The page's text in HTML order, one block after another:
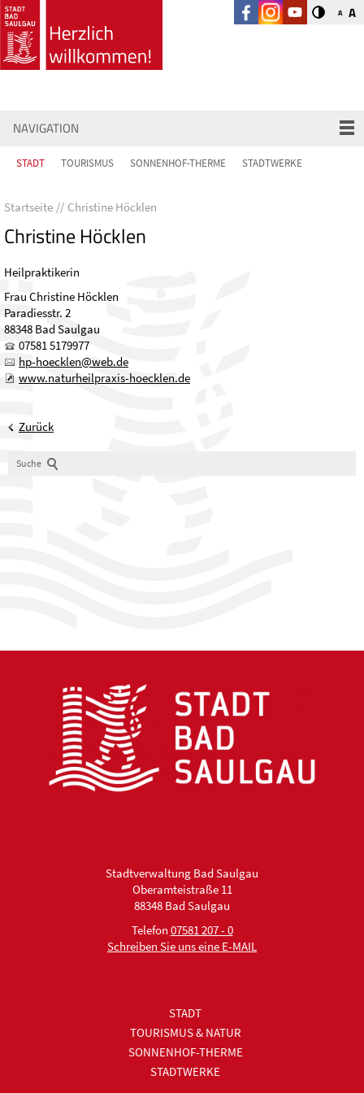
A A
NAVIGATION
STADT TOURISMUS SONNENHOF-THERME STADTWERKE
Startseite Christine Höcklen
Christine Höcklen
Heilpraktikerin
Frau Christine Höcklen
Paradiesstr. 2
88348 Bad Saulgau
07581 5179977
hp-h
ckl n w b d
www.naturheilpraxis-hoecklen.de
Zurück
Suche
Stadtverwaltung Bad Saulgau
Oberamteistraße 11
88348 Bad Saulgau
Telefon 07581 207 - 0
Schreiben Sie uns eine E-MAIL
STADT
TOURISMUS & NATUR
SONNENHOF-THERME
STADTWERKE